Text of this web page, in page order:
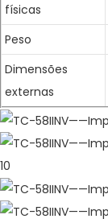
físicas
Peso
Dimensões
externas